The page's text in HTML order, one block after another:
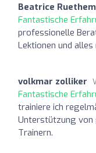
Beatrice
Fantastische
professionelle
Lektionen und alles
volkmar zolliker
Fantastische
trainiere ich
Unterstützung von
Trainern.